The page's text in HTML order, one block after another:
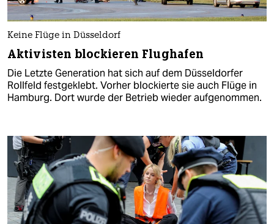
Keine Flüge in Düsseldorf
Aktivisten blockieren Flughafen
Die Letzte Generation hat sich auf dem Düsseldorfer
Rollfeld festgeklebt. Vorher blockierte sie auch Flüge in
Hamburg. Dort wurde der Betrieb wieder aufgenommen.